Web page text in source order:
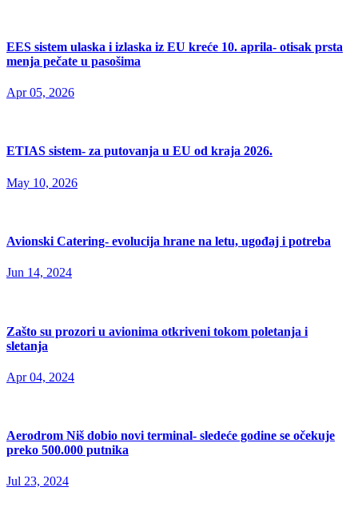
EES sistem ulaska i izlaska iz EU kreće 10. aprila- otisak prsta
menja pečate u pasošima
Apr 05, 2026
ETIAS sistem- za putovanja u EU od kraja 2026.
May 10, 2026
Avionski Catering- evolucija hrane na letu, ugođaj i potreba
Jun 14, 2024
Zašto su prozori u avionima otkriveni tokom poletanja i
sletanja
Apr 04, 2024
Aerodrom Niš dobio novi terminal- sledeće godine se očekuje
preko 500.000 putnika
Jul 23, 2024